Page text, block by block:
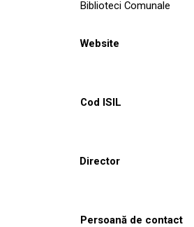
Biblioteci Comunale
Website
Cod ISIL
Director
Persoană de contact